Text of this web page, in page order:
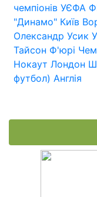
чемпіонів УЄФА
"Динамо" Київ
Олександр Усик
Тайсон Ф'юрі
Нокаут Лондон
футбол) Англія